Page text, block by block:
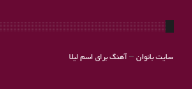
سایت بانوان– آهنگ برای اسم لیلا